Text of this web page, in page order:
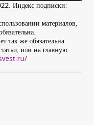
Индекс подписки:
материалов,
так же обязательна
или на главную